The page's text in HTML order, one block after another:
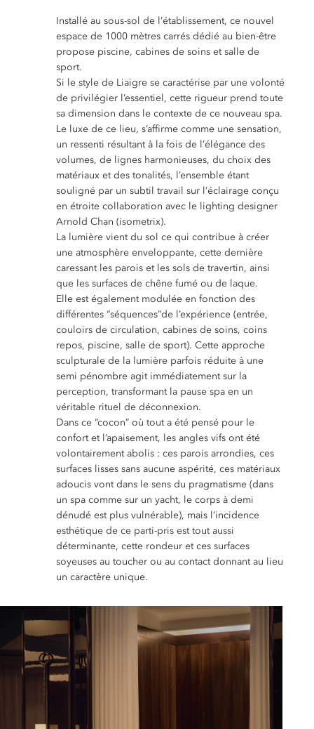
Installé au sous-sol de l’établissement, ce nouvel
espace de 1000 mètres carrés dédié au bien-être
propose piscine, cabines de soins et salle de
sport.
Si le style de Liaigre se caractérise par une volonté
de privilégier l’essentiel, cette rigueur prend toute
sa dimension dans le contexte de ce nouveau spa.
Le luxe de ce lieu, s’affirme comme une sensation,
un ressenti résultant à la fois de l’élégance des
volumes, de lignes harmonieuses, du choix des
matériaux et des tonalités, l’ensemble étant
souligné par un subtil travail sur l’éclairage conçu
en étroite collaboration avec le lighting designer
Arnold Chan (isometrix).
La lumière vient du sol ce qui contribue à créer
une atmosphère enveloppante, cette dernière
caressant les parois et les sols de travertin, ainsi
que les surfaces de chêne fumé ou de laque.
Elle est également modulée en fonction des
différentes “séquences”de l’expérience (entrée,
couloirs de circulation, cabines de soins, coins
repos, piscine, salle de sport). Cette approche
sculpturale de la lumière parfois réduite à une
semi pénombre agit immédiatement sur la
perception, transformant la pause spa en un
véritable rituel de déconnexion.
Dans ce “cocon” où tout a été pensé pour le
confort et l’apaisement, les angles vifs ont été
volontairement abolis : ces parois arrondies, ces
surfaces lisses sans aucune aspérité, ces matériaux
adoucis vont dans le sens du pragmatisme (dans
un spa comme sur un yacht, le corps à demi
dénudé est plus vulnérable), mais l’incidence
esthétique de ce parti-pris est tout aussi
déterminante, cette rondeur et ces surfaces
soyeuses au toucher ou au contact donnant au lieu
un caractère unique.